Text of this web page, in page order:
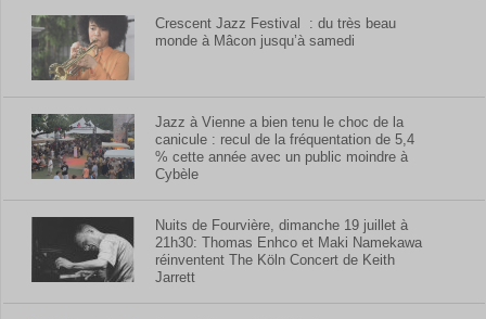
Crescent Jazz Festival : du très beau
monde à Mâcon jusqu’à samedi
Jazz à Vienne a bien tenu le choc de la
canicule : recul de la fréquentation de 5,4
% cette année avec un public moindre à
Cybèle
Nuits de Fourvière, dimanche 19 juillet à
21h30: Thomas Enhco et Maki Namekawa
réinventent The Köln Concert de Keith
Jarrett